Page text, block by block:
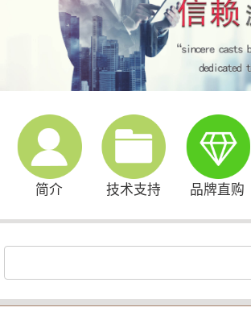
简介 技术支持 品牌直购